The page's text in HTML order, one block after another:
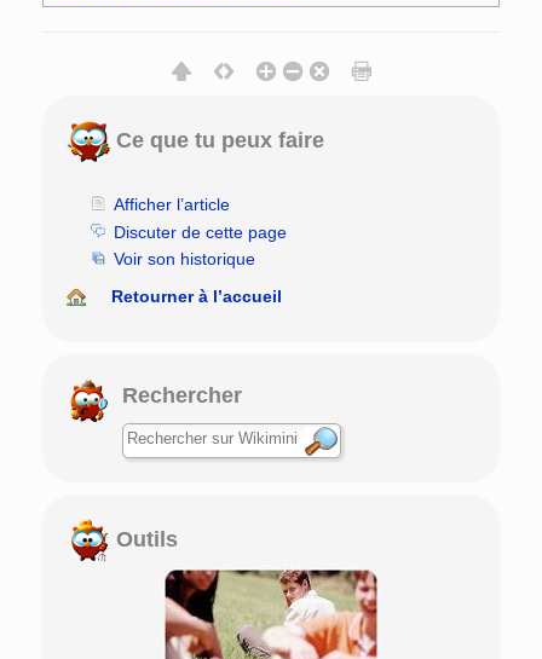
Ce que tu peux faire
Afficher l’article
Discuter de cette page
Voir son historique
Retourner à l’accueil
Rechercher
Outils